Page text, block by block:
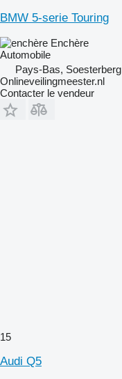
BMW 5-serie Touring
Enchère
Automobile
Pays-Bas, Soesterberg
Onlineveilingmeester.nl
Contacter le vendeur
15
Audi Q5